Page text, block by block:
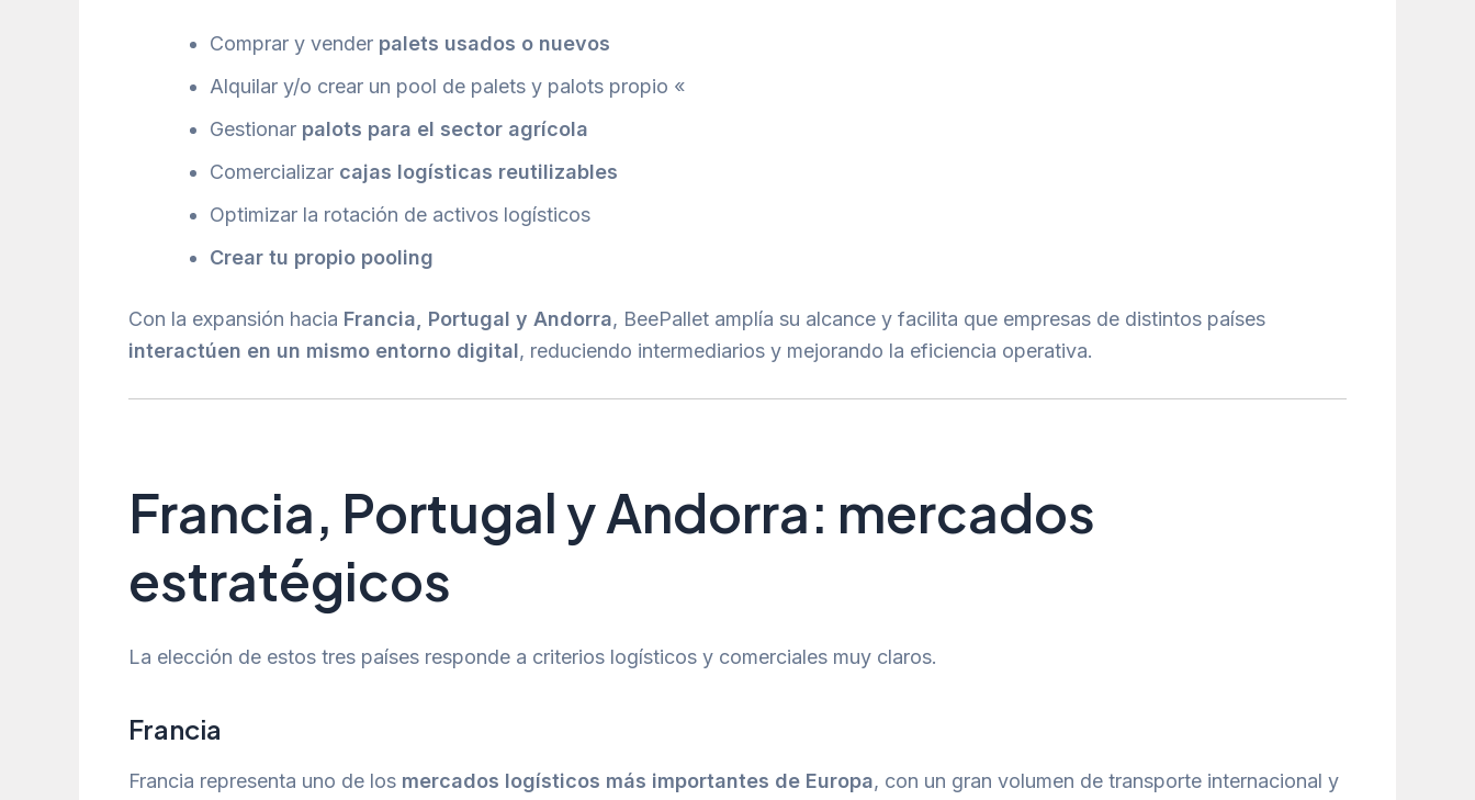
Comprar y vender palets usados o nuevos
Alquilar y/o crear un pool de palets y palots propio «
Gestionar palots para el sector agrícola
Comercializar cajas logísticas reutilizables
Optimizar la rotación de activos logísticos
Crear tu propio pooling
Con la expansión hacia Francia, Portugal y Andorra, BeePallet amplía su alcance y facilita que empresas de distintos países
interactúen en un mismo entorno digital, reduciendo intermediarios y mejorando la eficiencia operativa.
Francia, Portugal y Andorra: mercados
estratégicos
La elección de estos tres países responde a criterios logísticos y comerciales muy claros.
Francia
Francia representa uno de los mercados logísticos más importantes de Europa, con un gran volumen de transporte internacional y